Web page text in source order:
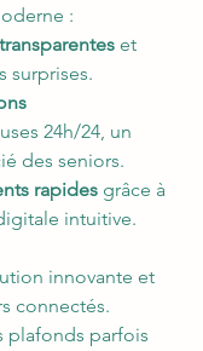
:
et
surprises.
24h/24, un
des seniors.
rapides grâce à
intuitive.
innovante et
connectés.
plafonds parfois